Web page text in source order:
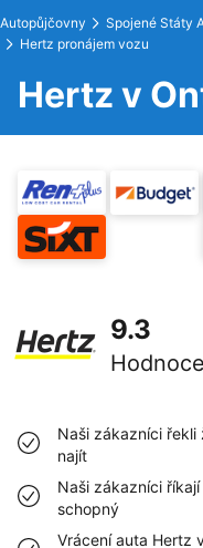
Autopůjčovny Spojené Státy
Hertz pronájem vozu
Hertz v
9.3
Naši zákazníci řekli
najít
Naši zákazníci
schopný
Vrácení auta Hertz